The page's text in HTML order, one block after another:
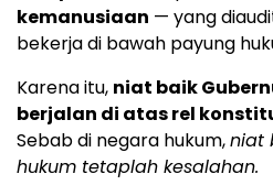
kemanusiaan — yang
bekerja di bawah payung
Karena itu, niat baik
berjalan di atas rel
Sebab di negara hukum,niat
hukum tetaplah kesalahan.